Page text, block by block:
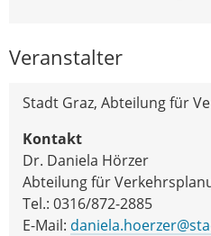
Veranstalter
Stadt Graz, Abteilung für
Kontakt
Dr. Daniela Hörzer
Abteilung für
Tel.: 0316/872-2885
E-Mail: